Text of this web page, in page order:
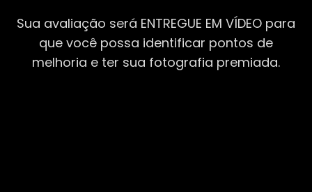
Sua avaliação será ENTREGUE EM VÍDEO para
que você possa identificar pontos de
melhoria e ter sua fotografia premiada.